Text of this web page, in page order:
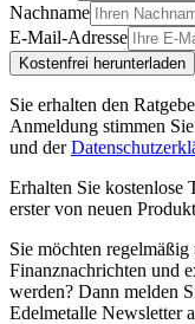
Nachname
E-Mail-Adresse
Kostenfrei herunterladen
Sie erhalten den
Anmeldung stimmen
und der
Erhalten Sie kostenlose
erster von neuen
Sie möchten
Finanznachrichten und
werden? Dann melden
Edelmetalle Newsletter